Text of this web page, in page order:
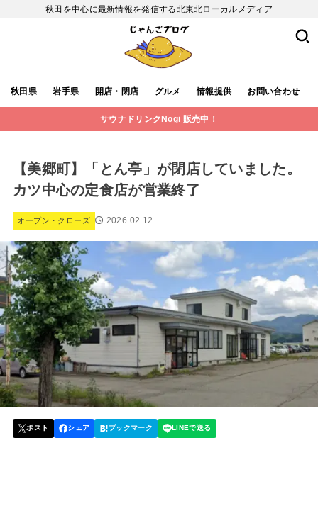
秋田を中心に最新情報を発信する北東北ローカルメディア
秋田県 岩手県 開店・閉店 グルメ 情報提供 お問い合わせ
サウナドリンクNogi 販売中！
【美郷町】「とん亭」が閉店していました。
カツ中心の定食店が営業終了
オープン・クローズ 2026.02.12